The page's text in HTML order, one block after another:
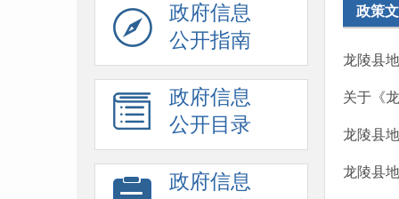
政府信息
公开指南
政府信息
公开目录
政府信息
政策
龙陵县
关于《
龙陵县
龙陵县